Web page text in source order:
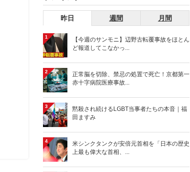
昨日 週間 月間
1
【今週のサンモニ】辺野古転覆事故をほとん
ど報道してこなかっ...
2
正常脳を切除、禁忌の処置で死亡！京都第一
赤十字病院医療事故...
3
黙殺され続けるLGBT当事者たちの本音｜福
田ますみ
4
米シンクタンクが安倍元首相を「日本の歴史
上最も偉大な首相、...